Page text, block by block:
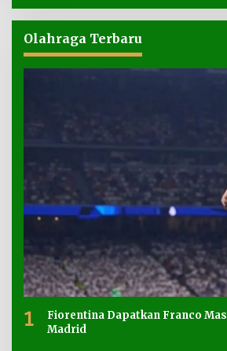
Olahraga Terbaru
1
Fiorentina Dapatkan Franco
Madrid